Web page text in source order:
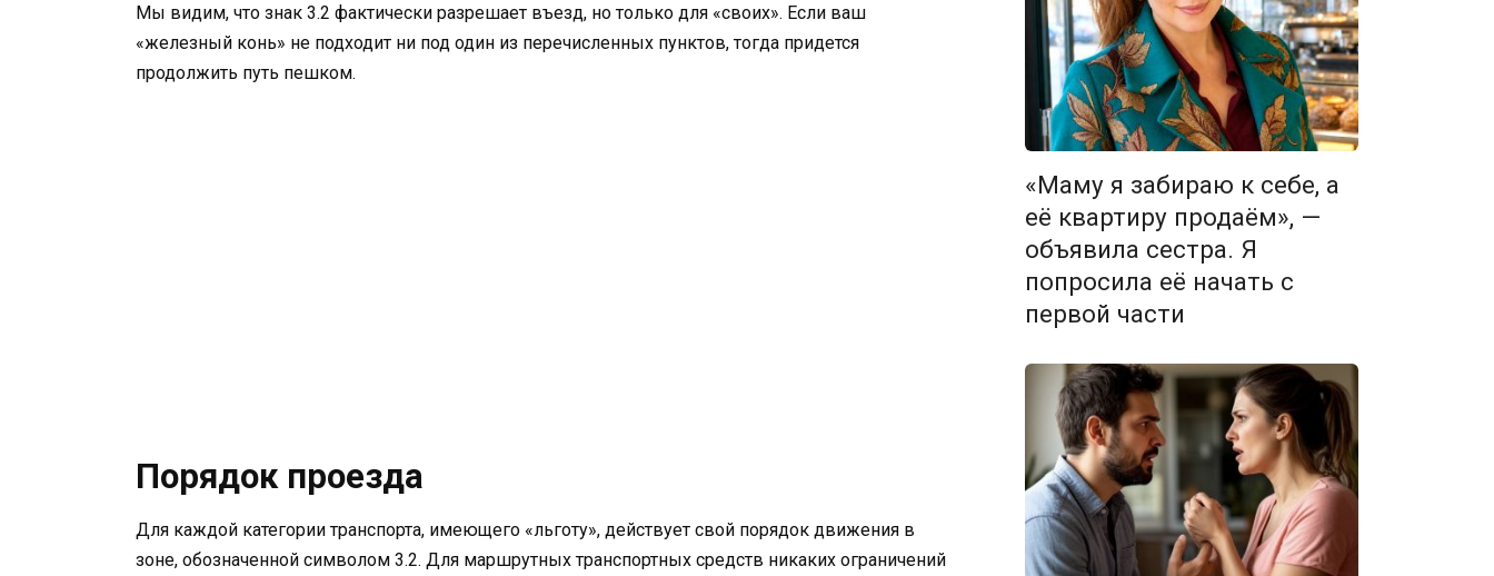
Мы видим, что знак 3.2 фактически разрешает въезд, но только для «своих». Если ваш
«железный конь» не подходит ни под один из перечисленных пунктов, тогда придется
продолжить путь пешком.
Порядок проезда
Для каждой категории транспорта, имеющего «льготу», действует свой порядок движения в
зоне, обозначенной символом 3.2. Для маршрутных транспортных средств никаких ограничений
«Маму я забираю к себе, а
её квартиру продаём», —
объявила сестра. Я
попросила её начать с
первой части